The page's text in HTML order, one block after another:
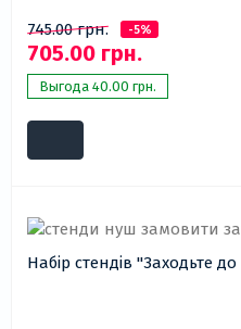
745.00 грн. -5%
705.00 грн.
Выгода 40.00 грн.
Набір стендів "Заходьте